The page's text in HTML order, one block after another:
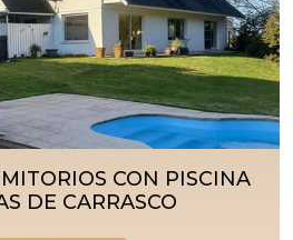
CON PISCINA
DE CARRASCO